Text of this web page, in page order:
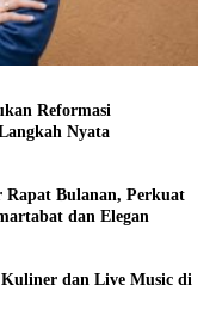
Reformasi
Nyata
Rapat Bulanan, Perkuat
dan Elegan
Kuliner dan Live Music di